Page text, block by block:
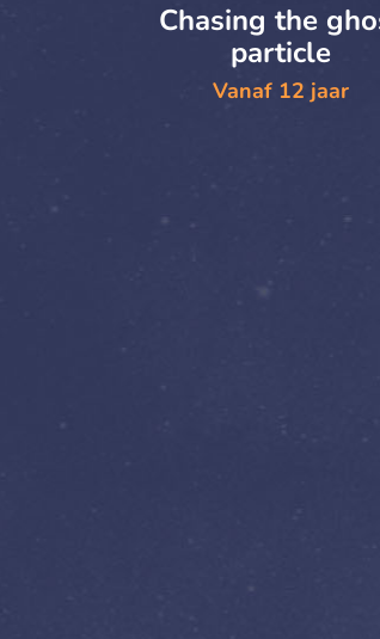
Chasing the
particle
Vanaf 12 jaar